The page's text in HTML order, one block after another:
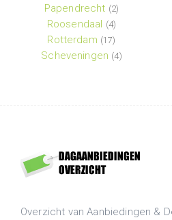
Papendrecht (2)
Roosendaal (4)
Rotterdam (17)
Scheveningen (4)
Overzicht van Aanbiedingen &